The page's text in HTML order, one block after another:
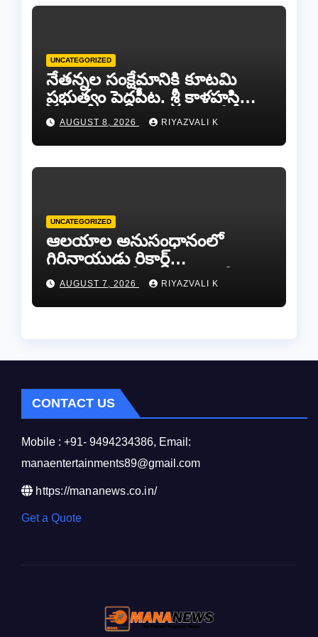
UNCATEGORIZED
నేతన్నల సంక్షేమానికి కూటమి
ప్రభుత్వం పెద్దపీట. శ్రీ కాళహస్తి
ఎమ్మెల్యే బొజ్జల వెంకట సుధీర్ రెడ్డి.
AUGUST 8, 2026 RIYAZVALI K
UNCATEGORIZED
ఆలయాల అనుసంధానంలో
గిరినాయుడు రికార్డ్
దారినేర్పరి..రోడ్డు నిర్మాణంతో పాటు
గోవుల సంరక్షణకు ప్రాణప్రతిష్ఠ!..
AUGUST 7, 2026 RIYAZVALI K
CONTACT US
Mobile : +91- 9494234386, Email:
manaentertainments89@gmail.com
https://mananews.co.in/
Get a Quote